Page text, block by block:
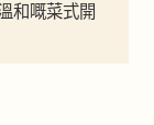
和嘅菜式開